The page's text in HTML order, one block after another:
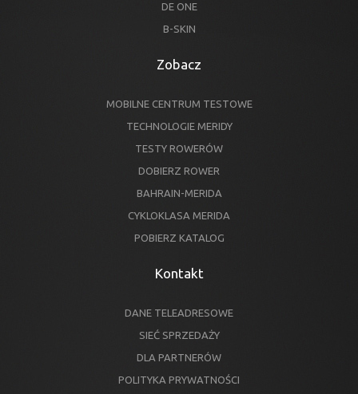
DE ONE
B-SKIN
Zobacz
MOBILNE CENTRUM TESTOWE
TECHNOLOGIE MERIDY
TESTY ROWERÓW
DOBIERZ ROWER
BAHRAIN-MERIDA
CYKLOKLASA MERIDA
POBIERZ KATALOG
Kontakt
DANE TELEADRESOWE
SIEĆ SPRZEDAŻY
DLA PARTNERÓW
POLITYKA PRYWATNOŚCI